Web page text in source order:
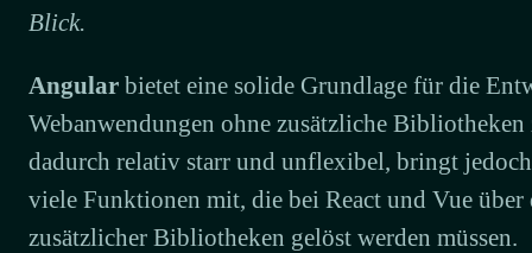
Blick.
Angular bietet eine solide Grundlage für die
Webanwendungen ohne zusätzliche
dadurch relativ starr und unflexibel, bringt
viele Funktionen mit, die bei React und Vue
zusätzlicher Bibliotheken gelöst werden müssen.